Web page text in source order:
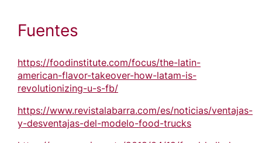
Fuentes
https://foodinstitute.com/focus/the-latin-
american-flavor-takeover-how-latam-is-
revolutionizing-u-s-fb/
https://www.revistalabarra.com/es/noticias/ventajas-
y-desventajas-del-modelo-food-trucks